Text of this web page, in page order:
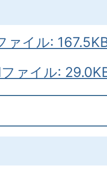
ァイル:
ァイル: